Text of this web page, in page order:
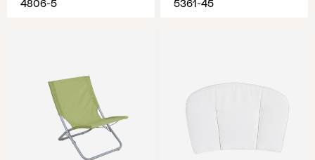
4806-5 5361-45